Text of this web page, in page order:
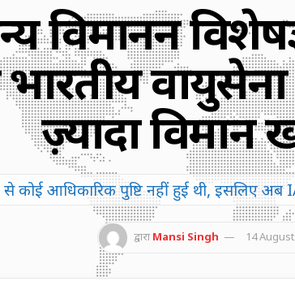
विमानन
ज़्यादा विमान
कोई आधिकारिक पुष्टि नहीं हुई थी, इसलिए अब
द्वारा Mansi Singh 14